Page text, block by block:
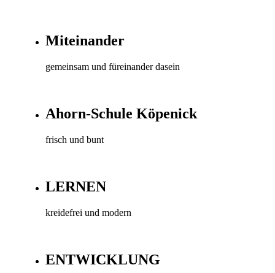
Miteinander
gemeinsam und füreinander dasein
Ahorn-Schule Köpenick
frisch und bunt
LERNEN
kreidefrei und modern
ENTWICKLUNG